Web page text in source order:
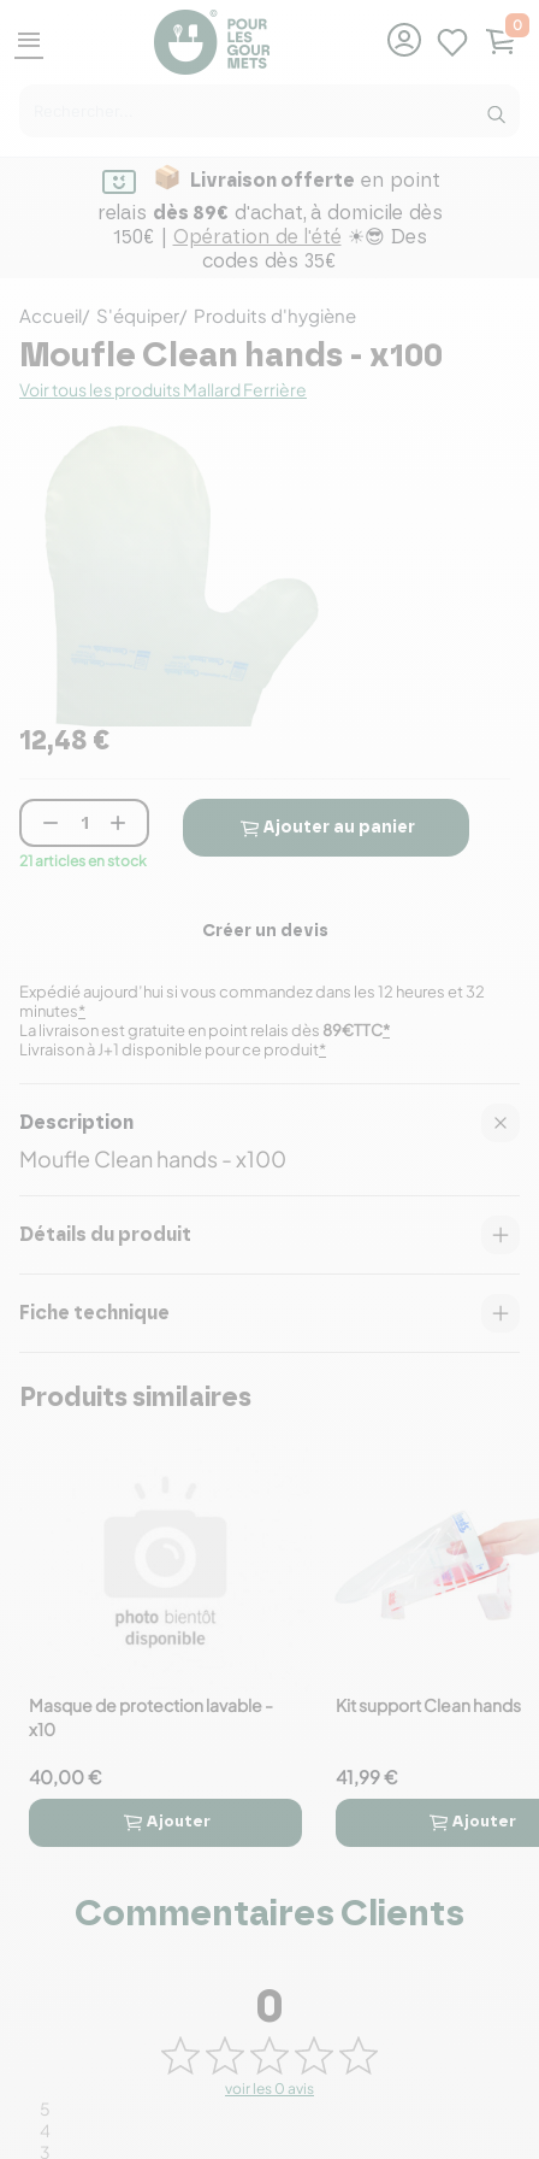
menu
0
Livraison offerte en point
relais dès 89€ d'achat, à domicile dès
150€ | Opération de l'été ☀😎 Des
codes dès 35€
Accueil S'équiper Produits d'hygiène
Moufle Clean hands - x100
Voir tous les produits Mallard Ferrière
12,48 €
 
21 articles en stock
Ajouter au panier
Créer un devis
Expédié aujourd’hui si vous commandez dans les 12 heures et 32
minutes*
Livraison à J+1 disponible pour ce produit*
La livraison est gratuite en point relais dès 89€TTC*
Description
Moufle Clean hands - x100
Détails du produit
Fiche technique
Produits similaires
favorite_border
Masque de protection lavable -
x10
40,00 €
 
Ajouter
favorite_border
Kit support Clean hands
41,99 €
 
Ajouter
Commentaires Clients
0
voir les 0 avis
5
4
3